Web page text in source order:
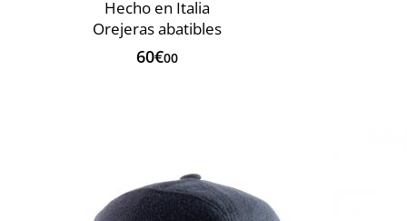
Hecho en Italia
Orejeras abatibles
60€00